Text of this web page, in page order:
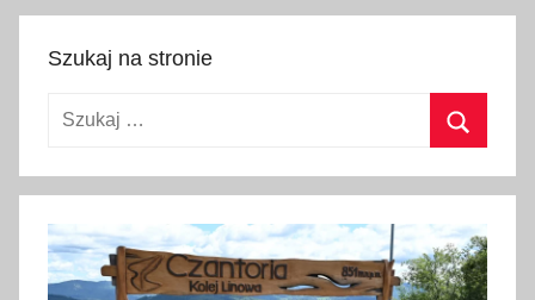
7
l
a
0
2
Szukaj na stronie
Szukaj: